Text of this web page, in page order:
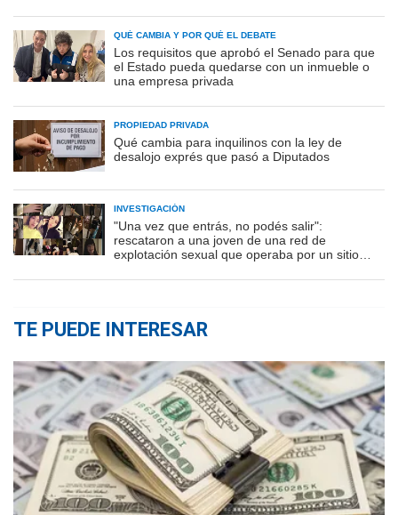
QUÉ CAMBIA Y POR QUÉ EL DEBATE
Los requisitos que aprobó el Senado para que
el Estado pueda quedarse con un inmueble o
una empresa privada
PROPIEDAD PRIVADA
Qué cambia para inquilinos con la ley de
desalojo exprés que pasó a Diputados
INVESTIGACIÓN
"Una vez que entrás, no podés salir":
rescataron a una joven de una red de
explotación sexual que operaba por un sitio
TE PUEDE INTERESAR